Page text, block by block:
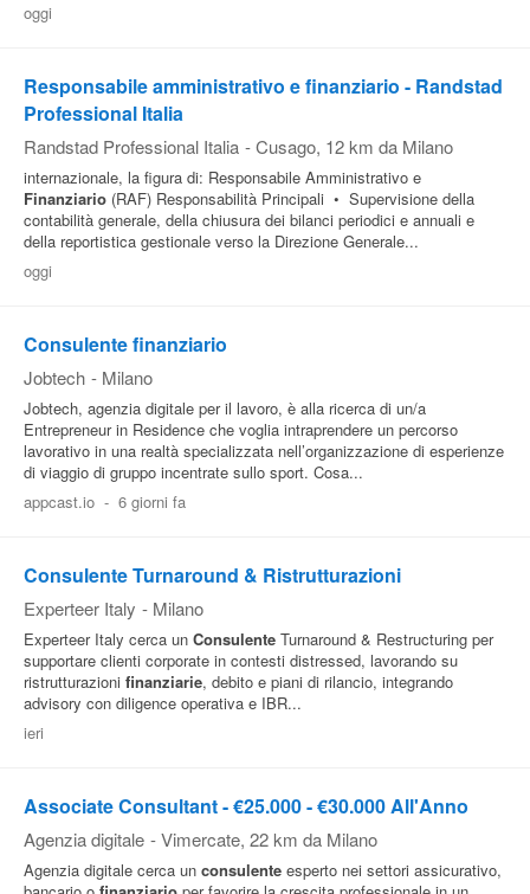
oggi
Responsabile amministrativo e finanziario - Randstad
Professional Italia
Randstad Professional Italia - Cusago, 12 km da Milano
internazionale, la figura di: Responsabile Amministrativo e
Finanziario (RAF) Responsabilità Principali • Supervisione della
contabilità generale, della chiusura dei bilanci periodici e annuali e
della reportistica gestionale verso la Direzione Generale...
oggi
Consulente finanziario
Jobtech - Milano
Jobtech, agenzia digitale per il lavoro, è alla ricerca di un/a
Entrepreneur in Residence che voglia intraprendere un percorso
lavorativo in una realtà specializzata nell’organizzazione di esperienze
di viaggio di gruppo incentrate sullo sport. Cosa...
appcast.io - 6 giorni fa
Consulente Turnaround & Ristrutturazioni
Experteer Italy - Milano
Experteer Italy cerca un Consulente Turnaround & Restructuring per
supportare clienti corporate in contesti distressed, lavorando su
ristrutturazioni finanziarie, debito e piani di rilancio, integrando
advisory con diligence operativa e IBR...
ieri
Associate Consultant - €25.000 - €30.000 All'Anno
Agenzia digitale - Vimercate, 22 km da Milano
Agenzia digitale cerca un consulente esperto nei settori assicurativo,